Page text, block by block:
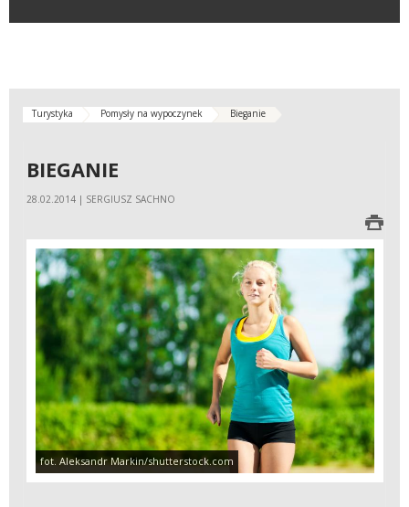
Turystyka Pomysły na wypoczynek Bieganie
BIEGANIE
28.02.2014 | SERGIUSZ SACHNO
fot. Aleksandr Markin/shutterstock.com